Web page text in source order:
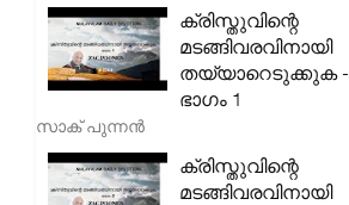
ക്രിസ്തുവിന്റെ
മടങ്ങിവരവിനായി
തയ്യാറെടുക്കുക -
ഭാഗം 1
സാക് പുന്നൻ
ക്രിസ്തുവിന്റെ
മടങ്ങിവരവിനായി